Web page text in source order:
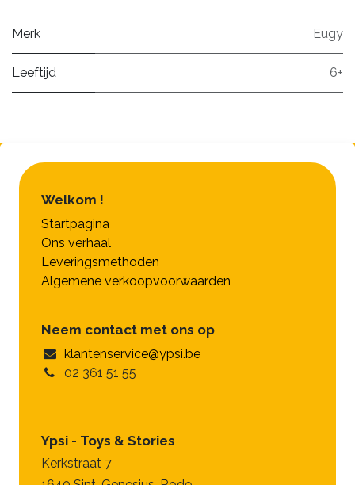
Merk Eugy
Leeftijd 6+
Welkom !
Startpagina
Ons verhaal
Leveringsmethoden
Algemene verkoopvoorwaarden
Neem contact met ons op
klantenservice@ypsi.be
02 361 51 55
Ypsi - Toys & Stories
Kerkstraat 7